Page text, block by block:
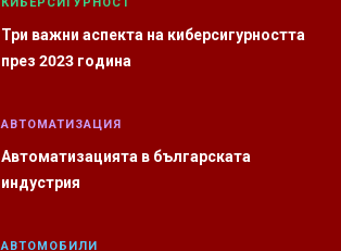
Три важни аспекта на киберсигурността
през 2023 година
АВТОМАТИЗАЦИЯ
Автоматизацията в българската
индустрия
АВТОМОБИЛИ